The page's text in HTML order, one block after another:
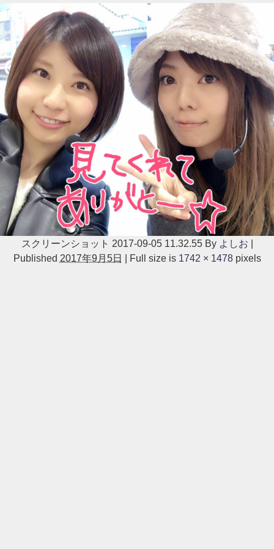
スクリーンショット 2017-09-05 11.32.55 By よしお
Published 2017年9月5日 Full size is 1742 × 1478pixels